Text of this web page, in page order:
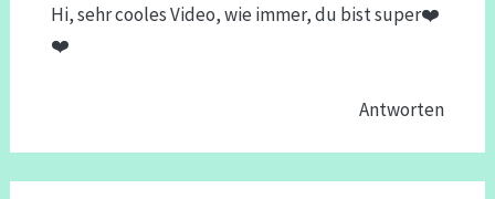
Hi, sehr cooles Video, wie immer, du bist super‍❤️
❤️‍
Antworten